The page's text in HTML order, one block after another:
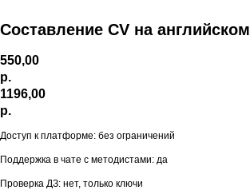
Составление CV на английском
550,00
р.
1196,00
р.
Доступ к платформе: без ограничений
Поддержка в чате с методистами: да
Проверка ДЗ: нет, только ключи